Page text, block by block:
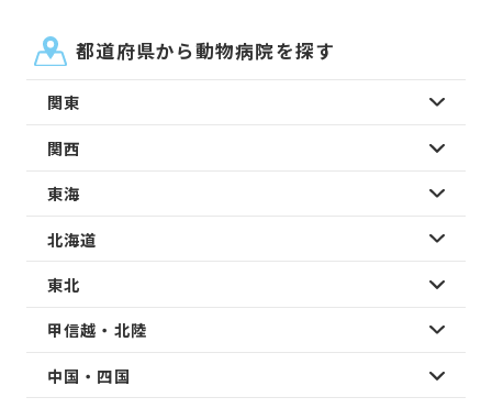
都道府県から動物病院を探す
関東
関西
東海
北海道
東北
甲信越・北陸
中国・四国